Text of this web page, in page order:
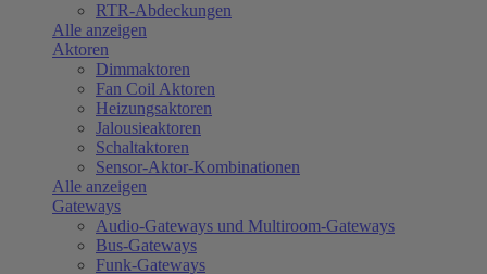
RTR-Abdeckungen
Alle anzeigen
Aktoren
Dimmaktoren
Fan Coil Aktoren
Heizungsaktoren
Jalousieaktoren
Schaltaktoren
Sensor-Aktor-Kombinationen
Alle anzeigen
Gateways
Audio-Gateways und Multiroom-Gateways
Bus-Gateways
Funk-Gateways